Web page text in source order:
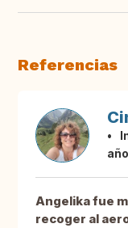
Referencias
Angelika fue
recoger al